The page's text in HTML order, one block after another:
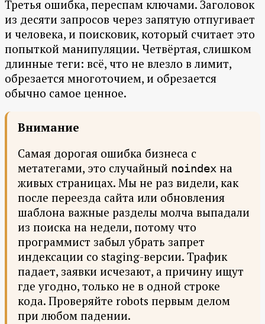
Третья ошибка, переспам ключами. Заголовок
из десяти запросов через запятую отпугивает
и человека, и поисковик, который считает это
попыткой манипуляции. Четвёртая, слишком
длинные теги: всё, что не влезло в лимит,
обрезается многоточием, и обрезается
обычно самое ценное.
Внимание
Самая дорогая ошибка бизнеса с
метатегами, это случайный noindex на
живых страницах. Мы не раз видели, как
после переезда сайта или обновления
шаблона важные разделы молча выпадали
из поиска на недели, потому что
программист забыл убрать запрет
индексации со staging-версии. Трафик
падает, заявки исчезают, а причину ищут
где угодно, только не в одной строке
кода. Проверяйте robots первым делом
при любом падении.